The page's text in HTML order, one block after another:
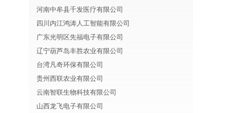
河南中牟县千发医疗有限公司
四川内江鸿涛人工智能有限公司
广东光明区先福电子有限公司
辽宁葫芦岛丰胜农业有限公司
台湾凡奇环保有限公司
贵州西联农业有限公司
云南智联生物科技有限公司
山西龙飞电子有限公司